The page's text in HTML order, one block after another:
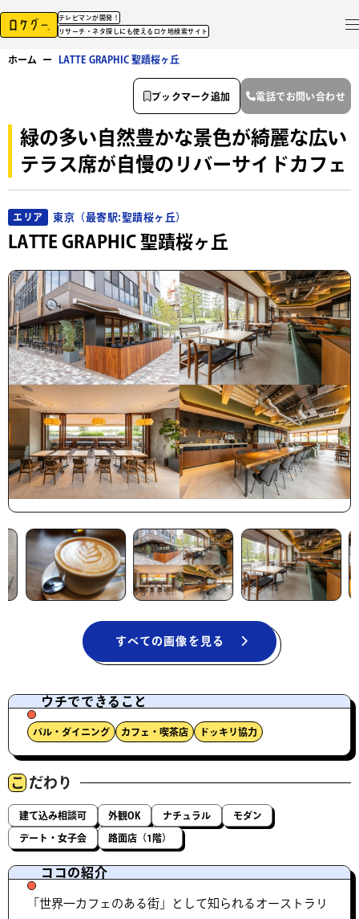
テレビマンが開発！
リサーチ・ネタ探しにも使えるロケ地検索サイト
ホーム ー LATTE GRAPHIC 聖蹟桜ヶ丘
緑の多い自然豊かな景色が綺麗な広い
テラス席が自慢のリバーサイドカフェ
エリア 東京（最寄駅:聖蹟桜ヶ丘）
LATTE GRAPHIC 聖蹟桜ヶ丘
すべての画像を見る
ウチでできること
バル・ダイニング カフェ・喫茶店 ドッキリ協力
こ だわり
建て込み相談可 外観OK ナチュラル モダン
デート・女子会 路面店（1階）
ココの紹介
「世界一カフェのある街」として知られるオーストラリ
ブックマーク追加 電話でお問い合わせ